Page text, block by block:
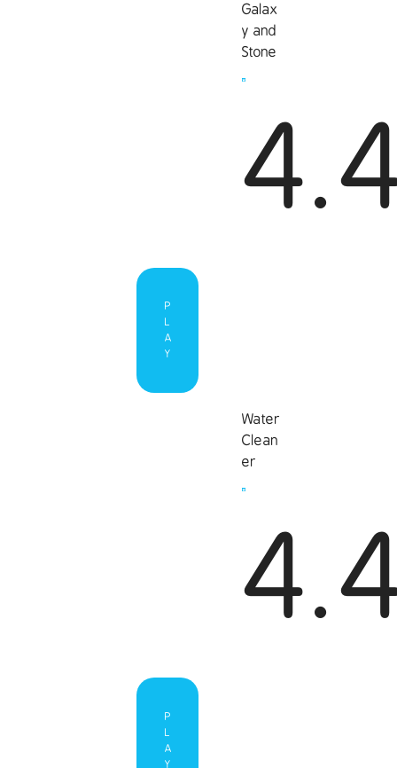
Galax
y and
Stone
P
L
A
Y
Water
Clean
er
P
L
A
Y